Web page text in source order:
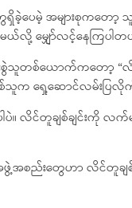
ပေမဲ့ အများစုကတော့
ယ်လို့ မျှော်လင့်နေကြပါတ
စွဲသူတစ်ယောက်ကတော့ “
ြစ်သူက ရှေ့ဆောင်လမ်းပြ
ပဲ။ လိင်တူချစ်ချင်းကို
အဖွဲ့အစည်းတွေဟာ လိင်တူ